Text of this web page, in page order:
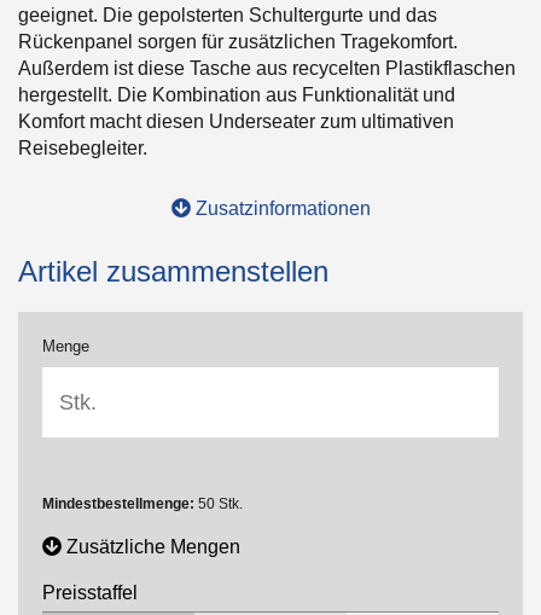
geeignet. Die gepolsterten Schultergurte und das
Rückenpanel sorgen für zusätzlichen Tragekomfort.
Außerdem ist diese Tasche aus recycelten Plastikflaschen
hergestellt. Die Kombination aus Funktionalität und
Komfort macht diesen Underseater zum ultimativen
Reisebegleiter.
Zusatzinformationen
Artikel zusammenstellen
Menge
Mindestbestellmenge: 50 Stk.
Zusätzliche Mengen
Preisstaffel